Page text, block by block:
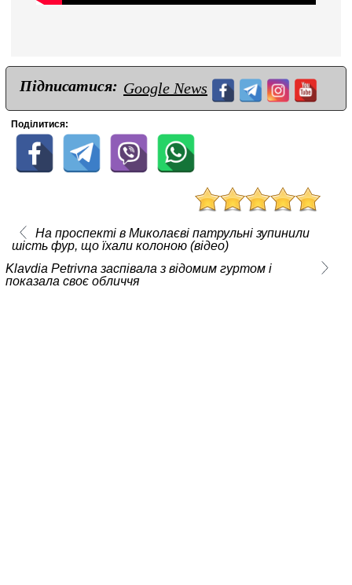
Підписатися: Google News
Поділитися:
На проспекті в Миколаєві патрульні зупинили
шість фур, що їхали колоною (відео)
Klavdia Petrivna заспівала з відомим гуртом і
показала своє обличчя